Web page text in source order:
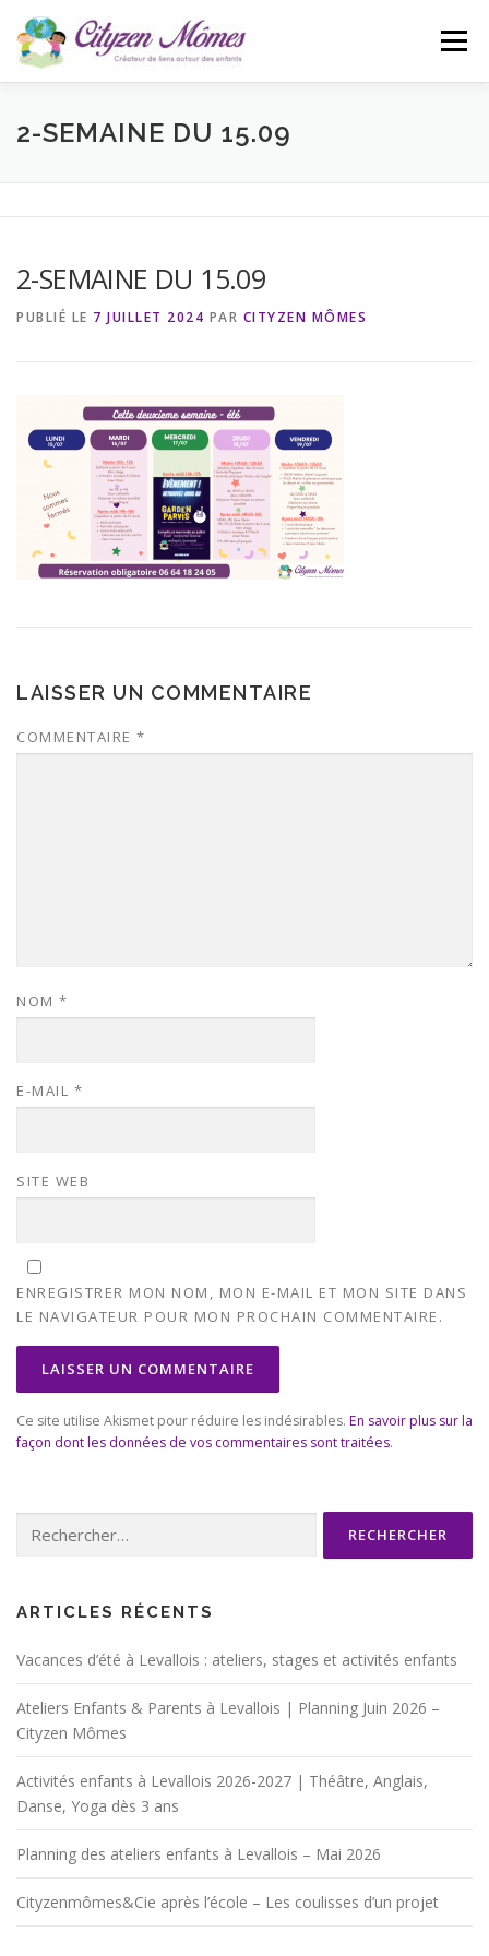
contenu
Menu
ACCUEIL L’ASSOCIATION
2-SEMAINE DU 15.09
2-SEMAINE DU 15.09
PUBLIÉ LE 7 JUILLET 2024 PAR CITYZEN MÔMES
LAISSER UN COMMENTAIRE
COMMENTAIRE *
NOM *
E-MAIL *
SITE WEB
ENREGISTRER MON NOM, MON E-MAIL ET MON SITE DANS
LE NAVIGATEUR POUR MON PROCHAIN COMMENTAIRE.
Ce site utilise Akismet pour réduire les indésirables. En savoir plus sur la
façon dont les données de vos commentaires sont traitées.
ARTICLES RÉCENTS
Vacances d’été à Levallois : ateliers, stages et activités enfants
Ateliers Enfants & Parents à Levallois | Planning Juin 2026 –
Cityzen Mômes
Activités enfants à Levallois 2026-2027 | Théâtre, Anglais,
Danse, Yoga dès 3 ans
Planning des ateliers enfants à Levallois – Mai 2026
Cityzenmômes&Cie après l’école – Les coulisses d’un projet